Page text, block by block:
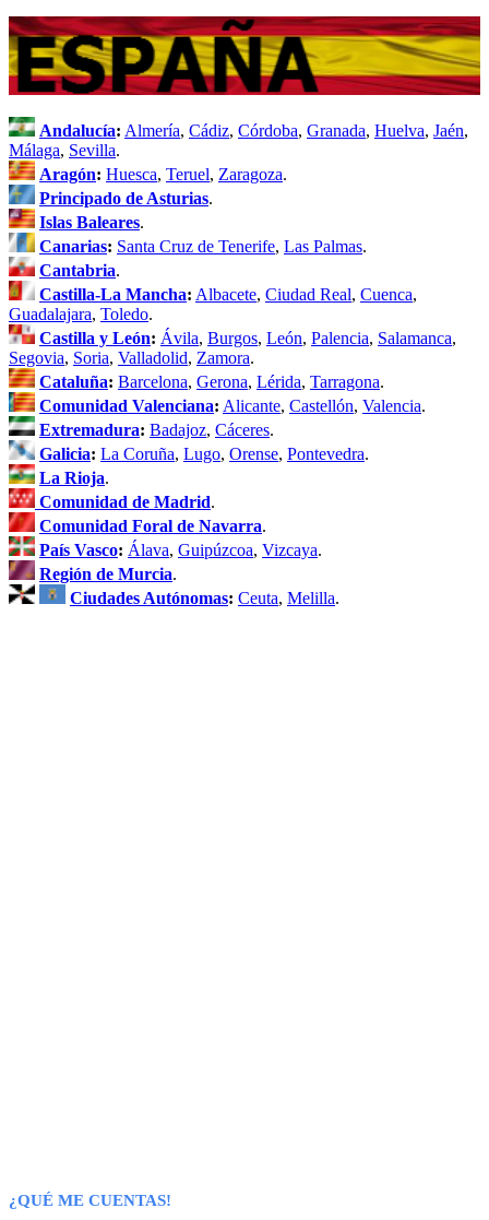
Andalucía: Almería, Cádiz, Córdoba, Granada, Huelva, Jaén,
Málaga, Sevilla.
Aragón: Huesca, Teruel, Zaragoza.
Principado de Asturias.
Islas Baleares.
Canarias: Santa Cruz de Tenerife, Las Palmas.
Cantabria.
Castilla-La Mancha: Albacete, Ciudad Real, Cuenca,
Guadalajara, Toledo.
Castilla y León: Ávila, Burgos, León, Palencia, Salamanca,
Segovia, Soria, Valladolid, Zamora.
Cataluña: Barcelona, Gerona, Lérida, Tarragona.
Comunidad Valenciana: Alicante, Castellón, Valencia.
Extremadura: Badajoz, Cáceres.
Galicia: La Coruña, Lugo, Orense, Pontevedra.
La Rioja.
Comunidad de Madrid.
Comunidad Foral de Navarra.
País Vasco: Álava, Guipúzcoa, Vizcaya.
Región de Murcia.
Ciudades Autónomas: Ceuta, Melilla.
¿QUÉ ME CUENTAS!